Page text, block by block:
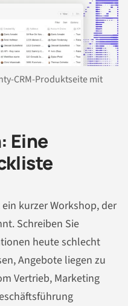
CRM-Produktseite mit
Eine
kurzer Workshop, der
Schreiben Sie
heute schlecht
Angebote liegen zu
Vertrieb, Marketing